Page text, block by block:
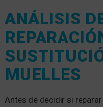
ANÁLISIS
MUELLES
Antes de decidir si